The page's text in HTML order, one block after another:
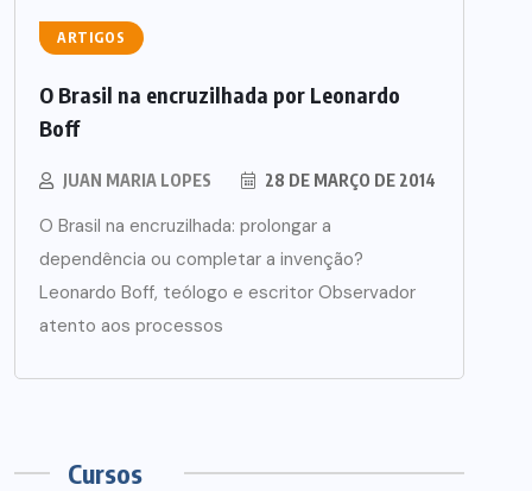
ARTIGOS
O Brasil na encruzilhada por Leonardo
Boff
JUAN MARIA LOPES 28 DE MARÇO DE 2014
O Brasil na encruzilhada: prolongar a
dependência ou completar a invenção?
Leonardo Boff, teólogo e escritor Observador
atento aos processos
Cursos